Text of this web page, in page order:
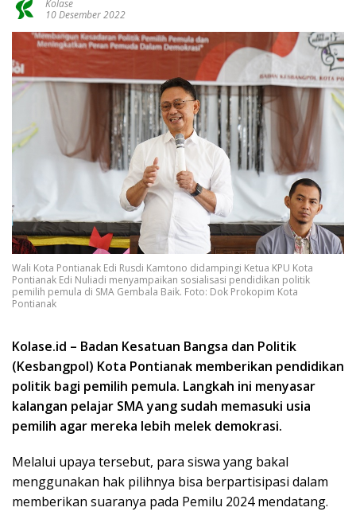
Kolase
10 Desember 2022
Wali Kota Pontianak Edi Rusdi Kamtono didampingi Ketua KPU Kota
Pontianak Edi Nuliadi menyampaikan sosialisasi pendidikan politik
pemilih pemula di SMA Gembala Baik. Foto: Dok Prokopim Kota
Pontianak
Kolase.id – Badan Kesatuan Bangsa dan Politik
(Kesbangpol) Kota Pontianak memberikan pendidikan
politik bagi pemilih pemula. Langkah ini menyasar
kalangan pelajar SMA yang sudah memasuki usia
pemilih agar mereka lebih melek demokrasi.
Melalui upaya tersebut, para siswa yang bakal
menggunakan hak pilihnya bisa berpartisipasi dalam
memberikan suaranya pada Pemilu 2024 mendatang.